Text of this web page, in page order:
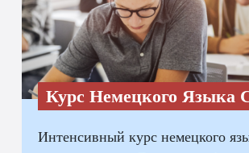
Курс Немецкого Языка
Интенсивный курс немецкого